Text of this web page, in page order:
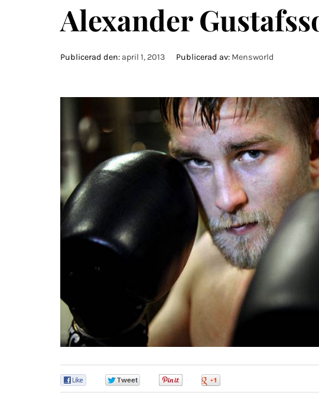
Alexander
Publicerad den: april 1, 2013 Publicerad av: Mensworld